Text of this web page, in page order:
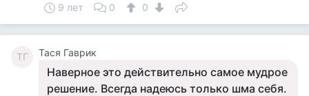
9 лет 0 0
ТГ Тася Гаврик
Наверное это действительно самое мудрое
решение. Всегда надеюсь только шма себя.